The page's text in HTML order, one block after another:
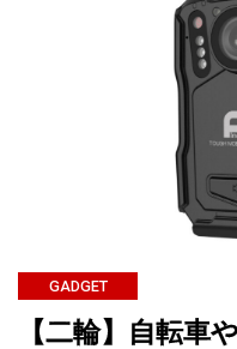
GADGET
【二輪】自転車